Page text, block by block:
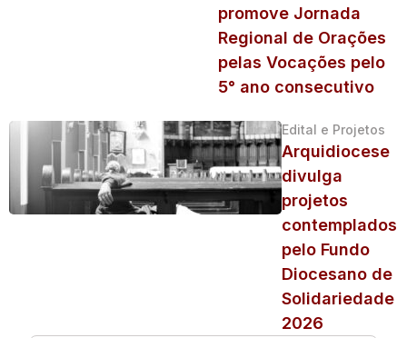
promove Jornada
Regional de Orações
pelas Vocações pelo
5° ano consecutivo
Edital e Projetos
Arquidiocese
divulga
projetos
contemplados
pelo Fundo
Diocesano de
Solidariedade
2026